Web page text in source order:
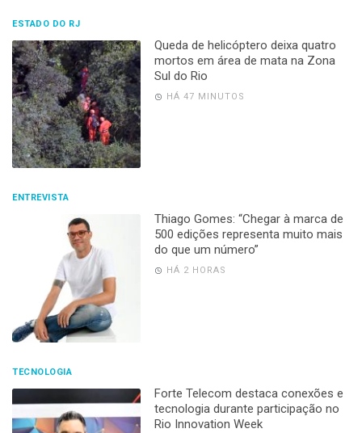
ESTADO DO RJ
Queda de helicóptero deixa quatro
mortos em área de mata na Zona
Sul do Rio
HÁ 47 MINUTOS
ENTREVISTA
Thiago Gomes: “Chegar à marca de
500 edições representa muito mais
do que um número”
HÁ 2 HORAS
TECNOLOGIA
Forte Telecom destaca conexões e
tecnologia durante participação no
Rio Innovation Week